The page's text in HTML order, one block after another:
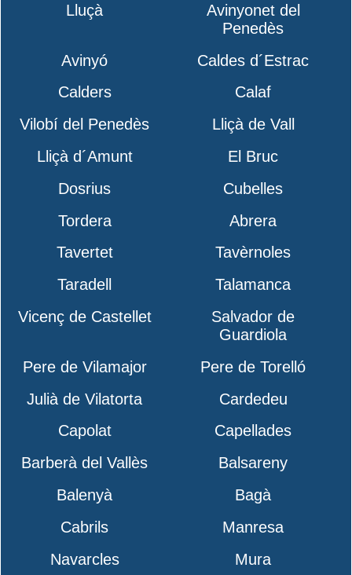
Lluçà
Avinyonet del
Penedès
Avinyó
Caldes d´Estrac
Calders
Calaf
Vilobí del Penedès
Lliçà de Vall
Lliçà d´Amunt
El Bruc
Dosrius
Cubelles
Tordera
Abrera
Tavertet
Tavèrnoles
Taradell
Talamanca
Vicenç de Castellet
Salvador de
Guardiola
Pere de Vilamajor
Pere de Torelló
Julià de Vilatorta
Cardedeu
Capolat
Capellades
Barberà del Vallès
Balsareny
Balenyà
Bagà
Cabrils
Manresa
Navarcles
Mura